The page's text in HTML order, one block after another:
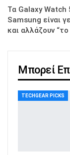
Τα Galaxy Watch
Samsung είναι
και αλλάζουν “το
Μπορεί
TECHGEAR PICKS